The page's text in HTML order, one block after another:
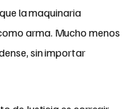
la maquinaria
arma. Mucho menos
sin importar